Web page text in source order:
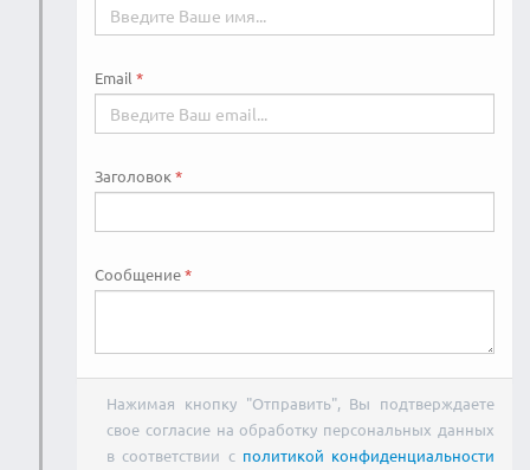
Email
Заголовок
Сообщение
Нажимая кнопку "Отправить", Вы подтверждаете
свое согласие на обработку персональных данных
в соответствии с политикой конфиденциальности